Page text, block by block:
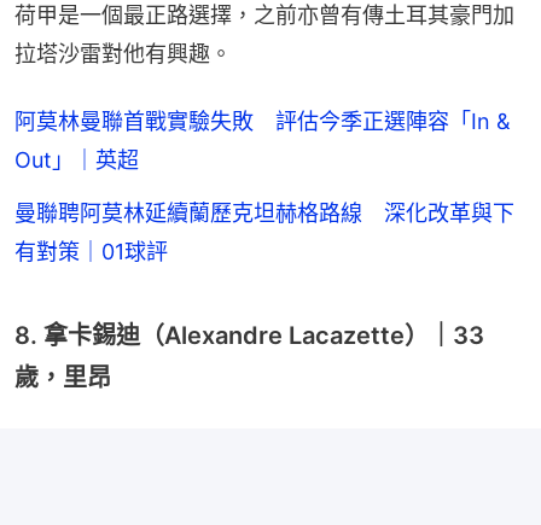
荷甲是一個最正路選擇，之前亦曾有傳土耳其豪門加
拉塔沙雷對他有興趣。
阿莫林曼聯首戰實驗失敗 評估今季正選陣容「In &
Out」｜英超
曼聯聘阿莫林延續蘭歷克坦赫格路線 深化改革與下
有對策｜01球評
8. 拿卡錫迪（Alexandre Lacazette）｜33
歲，里昂